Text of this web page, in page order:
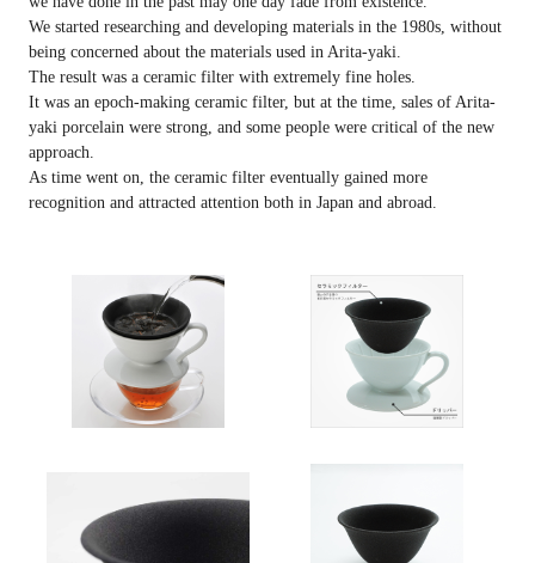
We started researching and developing materials in the 1980s, without
being concerned about the materials used in Arita-yaki.
The result was a ceramic filter with extremely fine holes.
It was an epoch-making ceramic filter, but at the time, sales of Arita-
yaki porcelain were strong, and some people were critical of the new
approach.
As time went on, the ceramic filter eventually gained more
recognition and attracted attention both in Japan and abroad.